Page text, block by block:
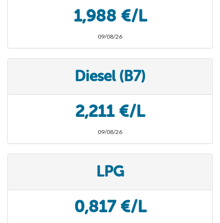
1,988 €/L
09/08/26
Diesel (B7)
2,211 €/L
09/08/26
LPG
0,817 €/L